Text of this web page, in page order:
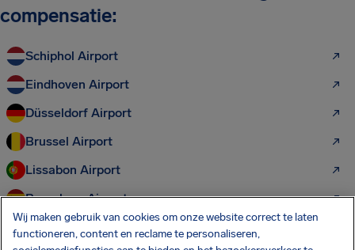
compensatie:
Schiphol Airport
Eindhoven Airport
Düsseldorf Airport
Brussel Airport
Lissabon Airport
Barcelona Airport
Rotterdam Airport
Wij maken gebruik van cookies om onze website correct te laten
functioneren, content en reclame te personaliseren,